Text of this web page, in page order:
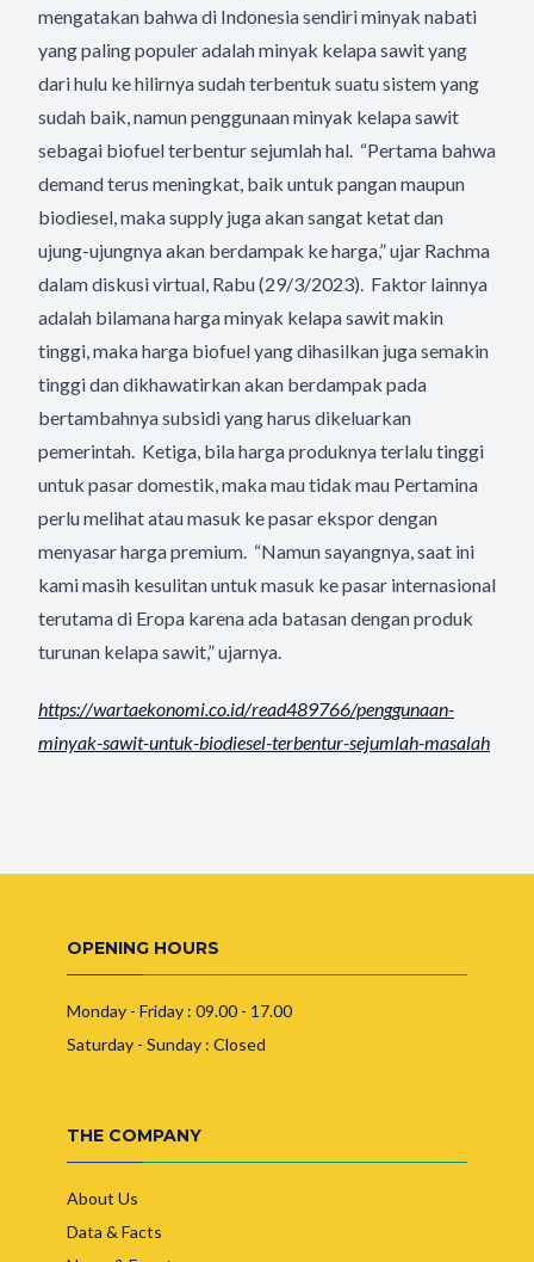
mengatakan bahwa di Indonesia sendiri minyak nabati
yang paling populer adalah minyak kelapa sawit yang
dari hulu ke hilirnya sudah terbentuk suatu sistem yang
sudah baik, namun penggunaan minyak kelapa sawit
sebagai biofuel terbentur sejumlah hal. “Pertama bahwa
demand terus meningkat, baik untuk pangan maupun
biodiesel, maka supply juga akan sangat ketat dan
ujung-ujungnya akan berdampak ke harga,” ujar Rachma
dalam diskusi virtual, Rabu (29/3/2023). Faktor lainnya
adalah bilamana harga minyak kelapa sawit makin
tinggi, maka harga biofuel yang dihasilkan juga semakin
tinggi dan dikhawatirkan akan berdampak pada
bertambahnya subsidi yang harus dikeluarkan
pemerintah. Ketiga, bila harga produknya terlalu tinggi
untuk pasar domestik, maka mau tidak mau Pertamina
perlu melihat atau masuk ke pasar ekspor dengan
menyasar harga premium. “Namun sayangnya, saat ini
kami masih kesulitan untuk masuk ke pasar internasional
terutama di Eropa karena ada batasan dengan produk
turunan kelapa sawit,” ujarnya.
https://wartaekonomi.co.id/read489766/penggunaan-
minyak-sawit-untuk-biodiesel-terbentur-sejumlah-masalah
OPENING HOURS
Monday - Friday : 09.00 - 17.00
Saturday - Sunday : Closed
THE COMPANY
About Us
Data & Facts